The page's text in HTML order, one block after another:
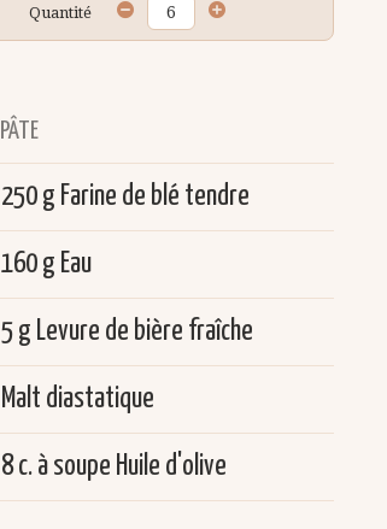
Quantité
PÂTE
250 g Farine de blé tendre
160 g Eau
5 g Levure de bière fraîche
Malt diastatique
8 c. à soupe Huile d'olive